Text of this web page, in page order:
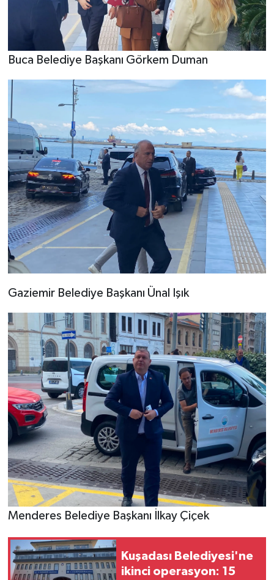
Buca Belediye Başkanı Görkem Duman
Gaziemir Belediye Başkanı Ünal Işık
Menderes Belediye Başkanı İlkay Çiçek
Kuşadası Belediyesi'ne
ikinci operasyon: 15